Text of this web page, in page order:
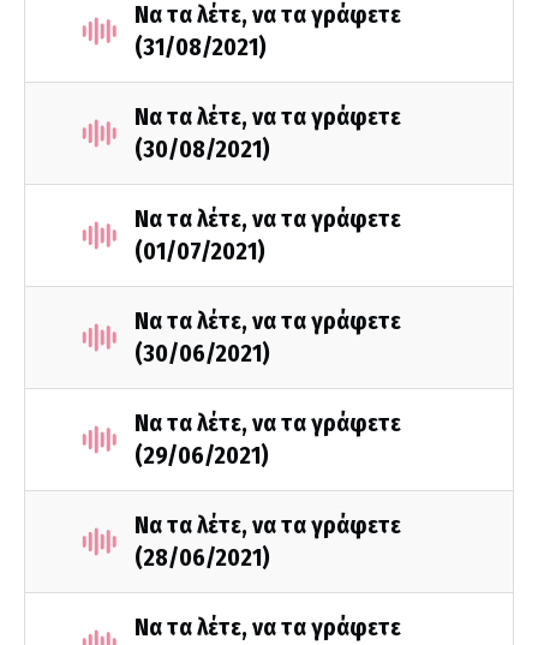
Να τα λέτε, να τα γράφετε
(31/08/2021)
Να τα λέτε, να τα γράφετε
(30/08/2021)
Να τα λέτε, να τα γράφετε
(01/07/2021)
Να τα λέτε, να τα γράφετε
(30/06/2021)
Να τα λέτε, να τα γράφετε
(29/06/2021)
Να τα λέτε, να τα γράφετε
(28/06/2021)
Να τα λέτε, να τα γράφετε